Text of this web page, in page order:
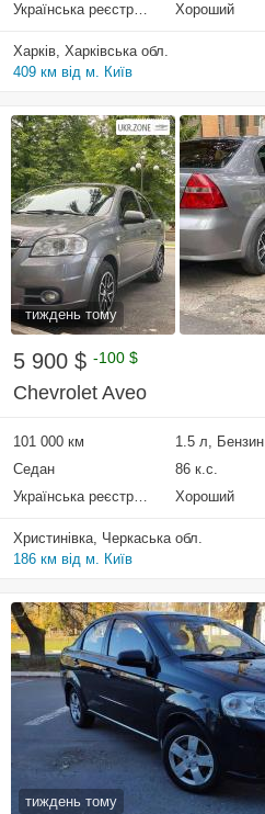
Українська реєстрація
Хороший
Харків, Харківська обл.
409 км від м. Київ
тиждень тому
5 900 $ -100 $
Chevrolet Aveo
101 000 км 1.5 л, Бензин
Седан
86 к.с.
Українська реєстрація
Хороший
Христинівка, Черкаська обл.
186 км від м. Київ
тиждень тому